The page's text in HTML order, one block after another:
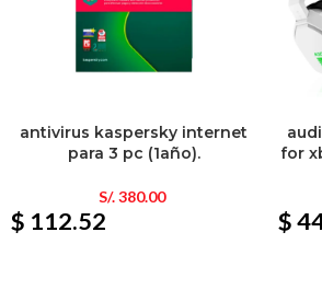
antivirus kaspersky internet
para 3 pc (1año).
S/.380.00
$ 112.52
for
$